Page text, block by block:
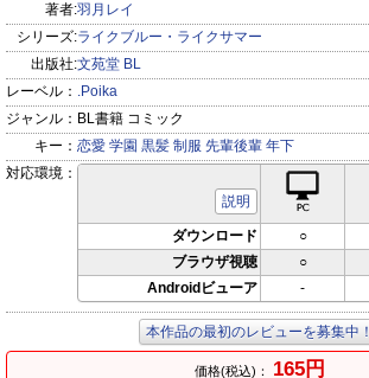
著者:羽月レイ
シリーズ:ライクブルー・ライクサマー
出版社:文苑堂 BL
レーベル： .Poika
ジャンル： BL書籍 コミック
キー： 恋愛 学園 黒髪 制服 先輩後輩 年下
対応環境：
説明
ダウンロード ○
ブラウザ視聴
○
Androidビューア
-
本作品の最初のレビューを募集中！
価格(税込)： 165円